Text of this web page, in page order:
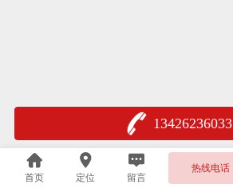
13426236033
首页 定位 留言
热线电话